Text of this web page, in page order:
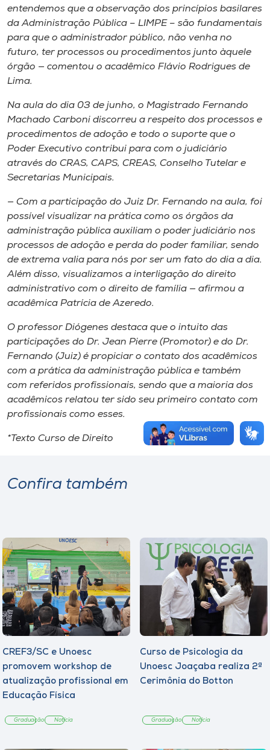
entendemos que a observação dos princípios basilares
da Administração Pública – LIMPE – são fundamentais
para que o administrador público, não venha no
futuro, ter processos ou procedimentos junto àquele
órgão — comentou o acadêmico Flávio Rodrigues de
Lima.
Na aula do dia 03 de junho, o Magistrado Fernando
Machado Carboni discorreu a respeito dos processos e
procedimentos de adoção e todo o suporte que o
Poder Executivo contribui para com o judiciário
através do CRAS, CAPS, CREAS, Conselho Tutelar e
Secretarias Municipais.
— Com a participação do Juiz Dr. Fernando na aula, foi
possível visualizar na prática como os órgãos da
administração pública auxiliam o poder judiciário nos
processos de adoção e perda do poder familiar, sendo
de extrema valia para nós por ser um fato do dia a dia.
Além disso, visualizamos a interligação do direito
administrativo com o direito de família — afirmou a
acadêmica Patrícia de Azeredo.
O professor Diógenes destaca que o intuito das
participações do Dr. Jean Pierre (Promotor) e do Dr.
Fernando (Juiz) é propiciar o contato dos acadêmicos
com a prática da administração pública e também
com referidos profissionais, sendo que a maioria dos
acadêmicos relatou ter sido seu primeiro contato com
profissionais como esses.
*Texto Curso de Direito
Confira também
CREF3/SC e Unoesc
promovem workshop de
atualização profissional em
Educação Física
Graduação Notícia
Curso de Psicologia da
Unoesc Joaçaba realiza 2ª
Cerimônia do Botton
Graduação Notícia